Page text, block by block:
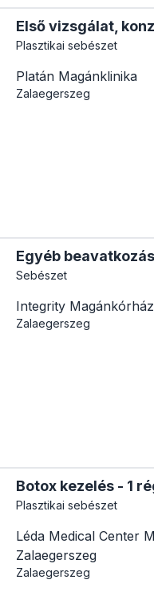
Első vizsgálat,
Plasztikai sebészet
Platán Magánklinika
Zalaegerszeg
Egyéb
Sebészet
Integrity Magánkórház
Zalaegerszeg
Botox kezelés - 1
Plasztikai sebészet
Léda Medical Center
Zalaegerszeg
Zalaegerszeg